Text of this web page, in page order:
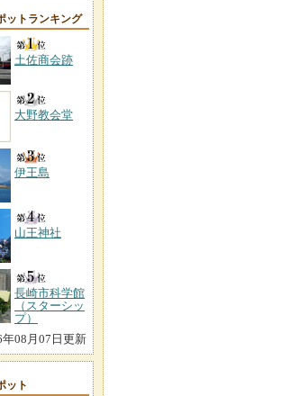
ットランキング
土佐商会跡
大野教会堂
伊王島
山王神社
長崎市科学館
（スターシッ
プ）
年08月07日更新
ット